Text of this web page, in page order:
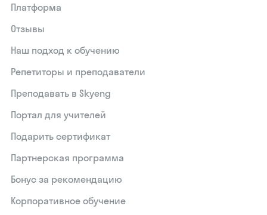
Платформа
Отзывы
Наш подход к обучению
Репетиторы и преподаватели
Преподавать в Skyeng
Портал для учителей
Подарить сертификат
Партнерская программа
Бонус за рекомендацию
Корпоративное обучение